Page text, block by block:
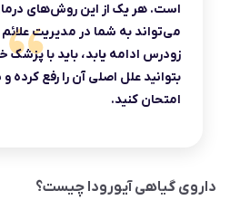
است. هر یک از این روش‌های درمان
می‌تواند به شما در مدیریت علائم
زودرس ادامه یابد، باید با پزشک
بتوانید علل اصلی آن را رفع کرده
امتحان کنید.
داروی گیاهی آیورودا چیست؟